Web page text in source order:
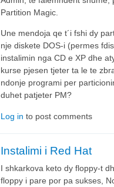
Partition Magic.
Une mendoja qe t´i fshi dy
nje diskete DOS-i (permes
instalimin nga CD e XP dhe
kurse pjesen tjeter ta le te
ndonje programi per
duhet patjeter PM?
Log in to post comments
Instalimi i Red Hat
I shkarkova keto dy floppy-t
floppy i pare por pa sukses,